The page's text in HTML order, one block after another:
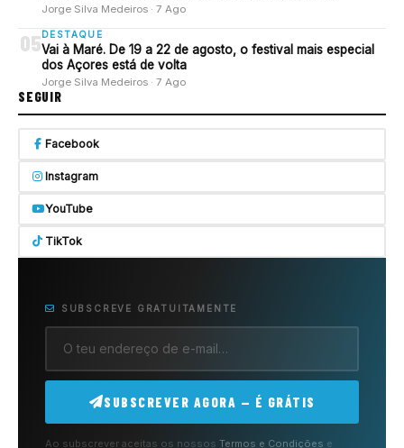
Jorge Silva Medeiros · 7 Ago
05 DESTAQUE
Vai à Maré. De 19 a 22 de agosto, o festival mais especial
dos Açores está de volta
Jorge Silva Medeiros · 7 Ago
SEGUIR
Facebook
Instagram
YouTube
TikTok
SUBSCREVE GRATUITAMENTE
SUBSCREVER AGORA — É GRÁTIS
Ao subscrever aceitas os nossos Termos e Condições e